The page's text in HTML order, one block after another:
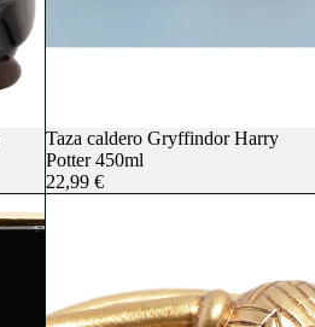
Taza caldero Gryffindor Harry
Potter 450ml
22,99 €